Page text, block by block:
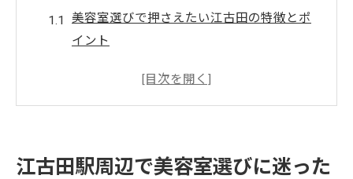
美容室選びで押さえたい江古田の特徴とポ
イント
江古田でおすすめの美容室を見つける秘訣
江古田駅周辺で美容室選びに迷った